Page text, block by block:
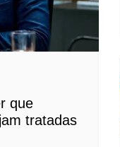
que
tratadas